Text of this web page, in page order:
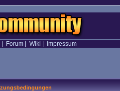
| Forum| Wiki Impressum